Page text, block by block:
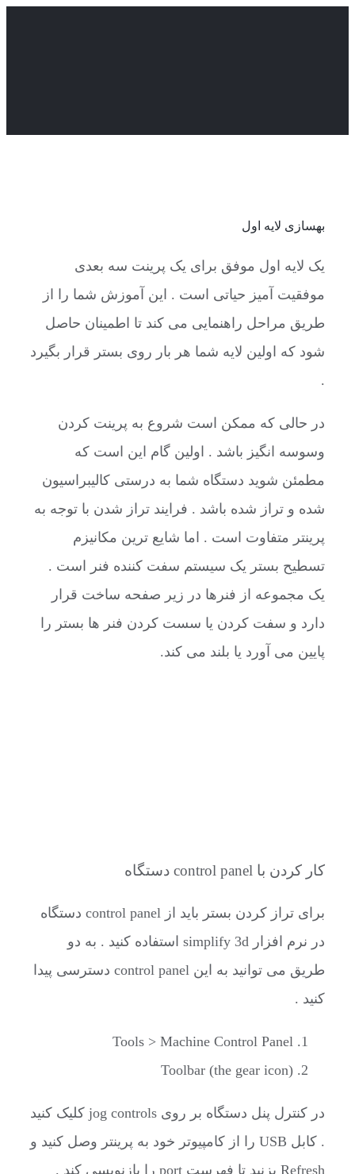
بهسازی لایه اول
یک لایه اول موفق برای یک پرینت سه بعدی
موفقیت آمیز حیاتی است . این آموزش شما را از
طریق مراحل راهنمایی می کند تا اطمینان حاصل
شود که اولین لایه شما هر بار روی بستر قرار بگیرد
.
در حالی که ممکن است شروع به پرینت کردن
وسوسه انگیز باشد . اولین گام این است که
مطمئن شوید دستگاه شما به درستی کالیبراسیون
شده و تراز شده باشد . فرایند تراز شدن با توجه به
پرینتر متفاوت است . اما شایع ترین مکانیزم
تسطیح بستر یک سیستم سفت کننده فنر است .
یک مجموعه از فنرها در زیر صفحه ساخت قرار
دارد و سفت کردن یا سست کردن فنر ها بستر را
پایین می آورد یا بلند می کند.
کار کردن با control panel دستگاه
برای تراز کردن بستر باید از control panel دستگاه
در نرم افزار simplify 3d استفاده کنید . به دو
طریق می توانید به این control panel دسترسی پیدا
کنید .
Tools > Machine Control Panel
Toolbar (the gear icon)
در کنترل پنل دستگاه بر روی jog controls کلیک کنید
. کابل USB را از کامپیوتر خود به پرینتر وصل کنید و
Refresh بزنید تا فهرست port را بازنویسی کند .